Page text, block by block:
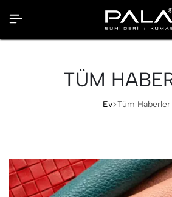
TÜM
Ev Tüm Haberler